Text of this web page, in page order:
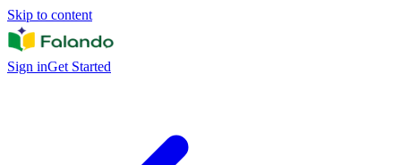
Skip to content
Sign inGet Started